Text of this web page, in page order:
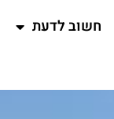
חשוב לדעת